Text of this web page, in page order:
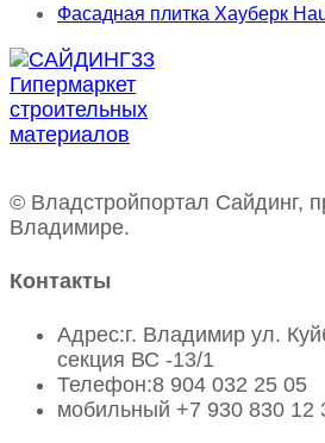
Фасадная плитка Хауберк
© Владстройпортал Сайдинг,
Владимире.
Контакты
Адрес:г. Владимир ул.
секция ВС -13/1
Телефон:8 904 032 25 05
мобильный +7 930 830 12